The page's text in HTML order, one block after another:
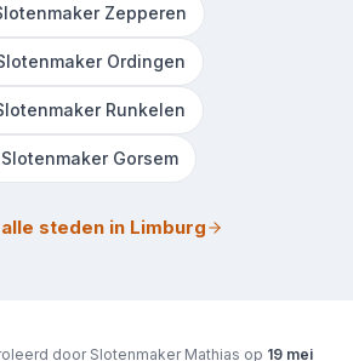
Zepperen
Ordingen
Runkelen
Slotenmaker Gorsem
steden in Limburg
door Slotenmaker Mathias op 19 mei